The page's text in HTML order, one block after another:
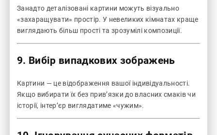
Занадто деталізовані картини можуть візуально
«захаращувати» простір. У невеликих кімнатах краще
виглядають більш прості та зрозумілі композиції.
9. Вибір випадкових зображень
Картини — це відображення вашої індивідуальності.
Якщо вибирати їх без прив’язки до власних смаків чи
історії, інтер’єр виглядатиме «чужим».